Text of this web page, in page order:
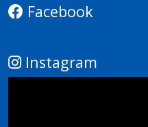
Facebook
Instagram